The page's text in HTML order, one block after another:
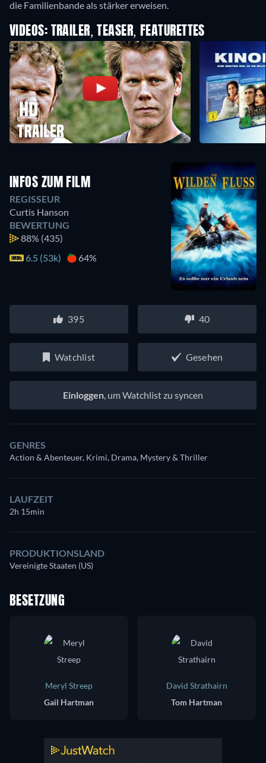
die Familienbande als stärker erweisen.
VIDEOS: TRAILER, TEASER, FEATURETTES
INFOS ZUM FILM
REGISSEUR
Curtis Hanson
BEWERTUNG
88% (435)
6.5 (53k)
64%
395 40
Watchlist Gesehen
Einloggen , um Watchlist zu syncen
GENRES
Action & Abenteuer, Krimi, Drama, Mystery & Thriller
LAUFZEIT
2h 15min
PRODUKTIONSLAND
Vereinigte Staaten (US)
BESETZUNG
Meryl Streep
Gail Hartman
David Strathairn
Tom Hartman